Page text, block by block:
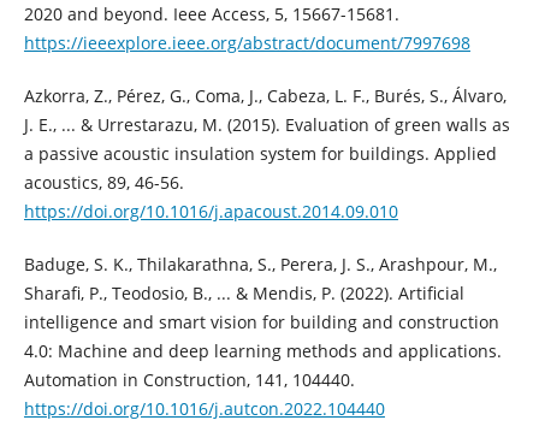
2020 and beyond. Ieee Access, 5, 15667-15681.
https://ieeexplore.ieee.org/abstract/document/7997698
Azkorra, Z., Pérez, G., Coma, J., Cabeza, L. F., Burés, S., Álvaro,
J. E., ... & Urrestarazu, M. (2015). Evaluation of green walls as
a passive acoustic insulation system for buildings. Applied
acoustics, 89, 46-56.
https://doi.org/10.1016/j.apacoust.2014.09.010
Baduge, S. K., Thilakarathna, S., Perera, J. S., Arashpour, M.,
Sharafi, P., Teodosio, B., ... & Mendis, P. (2022). Artificial
intelligence and smart vision for building and construction
4.0: Machine and deep learning methods and applications.
Automation in Construction, 141, 104440.
https://doi.org/10.1016/j.autcon.2022.104440